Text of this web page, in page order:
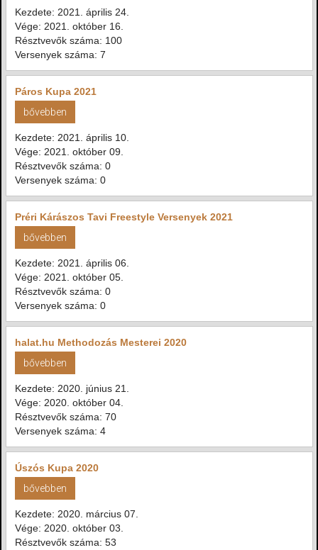
Kezdete: 2021. április 24.
Vége: 2021. október 16.
Résztvevők száma: 100
Versenyek száma: 7
Páros Kupa 2021
bővebben
Kezdete: 2021. április 10.
Vége: 2021. október 09.
Résztvevők száma: 0
Versenyek száma: 0
Préri Kárászos Tavi Freestyle Versenyek 2021
bővebben
Kezdete: 2021. április 06.
Vége: 2021. október 05.
Résztvevők száma: 0
Versenyek száma: 0
halat.hu Methodozás Mesterei 2020
bővebben
Kezdete: 2020. június 21.
Vége: 2020. október 04.
Résztvevők száma: 70
Versenyek száma: 4
Úszós Kupa 2020
bővebben
Kezdete: 2020. március 07.
Vége: 2020. október 03.
Résztvevők száma: 53